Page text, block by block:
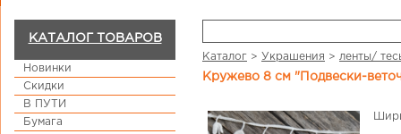
КАТАЛОГ ТОВАРОВ
Новинки
Скидки
В ПУТИ
Бумага
Каталог > Украшения > ленты/
Кружево 8 см "Подвески-